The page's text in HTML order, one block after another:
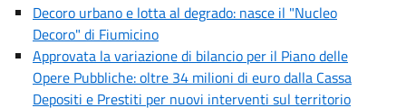
Decoro urbano e lotta al degrado: nasce il "Nucleo
Decoro" di Fiumicino
Approvata la variazione di bilancio per il Piano delle
Opere Pubbliche: oltre 34 milioni di euro dalla Cassa
Depositi e Prestiti per nuovi interventi sul territorio